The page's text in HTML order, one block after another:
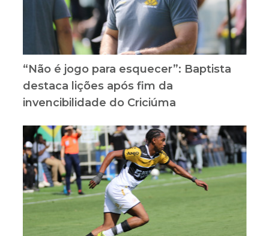
“Não é jogo para esquecer”: Baptista
destaca lições após fim da
invencibilidade do Criciúma